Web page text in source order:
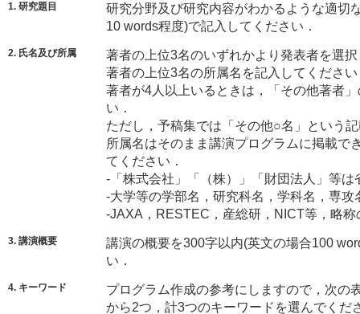
1. 研究題目
研究分野及び研究内容がわかるような適切
10 words程度)で記入してください．
2. 氏名及び所属
著者の上位3名のいずれかより発表者を選
著者の上位3名の所属名を記入してください
著者が4人以上いるときは，「その他著者
い．
ただし，予稿集では「その他○名」という
所属名はそのまま講演プログラムに掲載で
てください．
-「株式会社」「（株）」「財団法人」等は
-大学等の学部名，研究科名，学科名，専
-JAXA，RESTEC，産総研，NICT等，略
3. 講演概要
講演の概要を300字以内(英文の場合100
い．
4. キーワード
プログラム作成の参考にしますので，次の
から2つ，計3つのキーワードを選んでくだ